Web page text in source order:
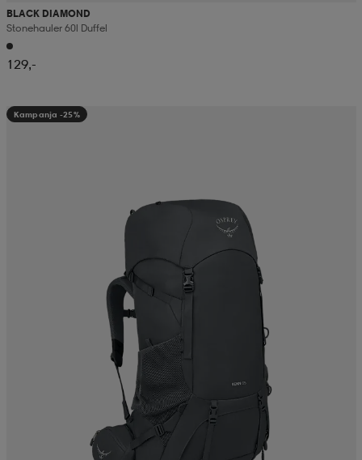
BLACK DIAMOND
Stonehauler 60l Duffel
129,-
Kampanja -25%